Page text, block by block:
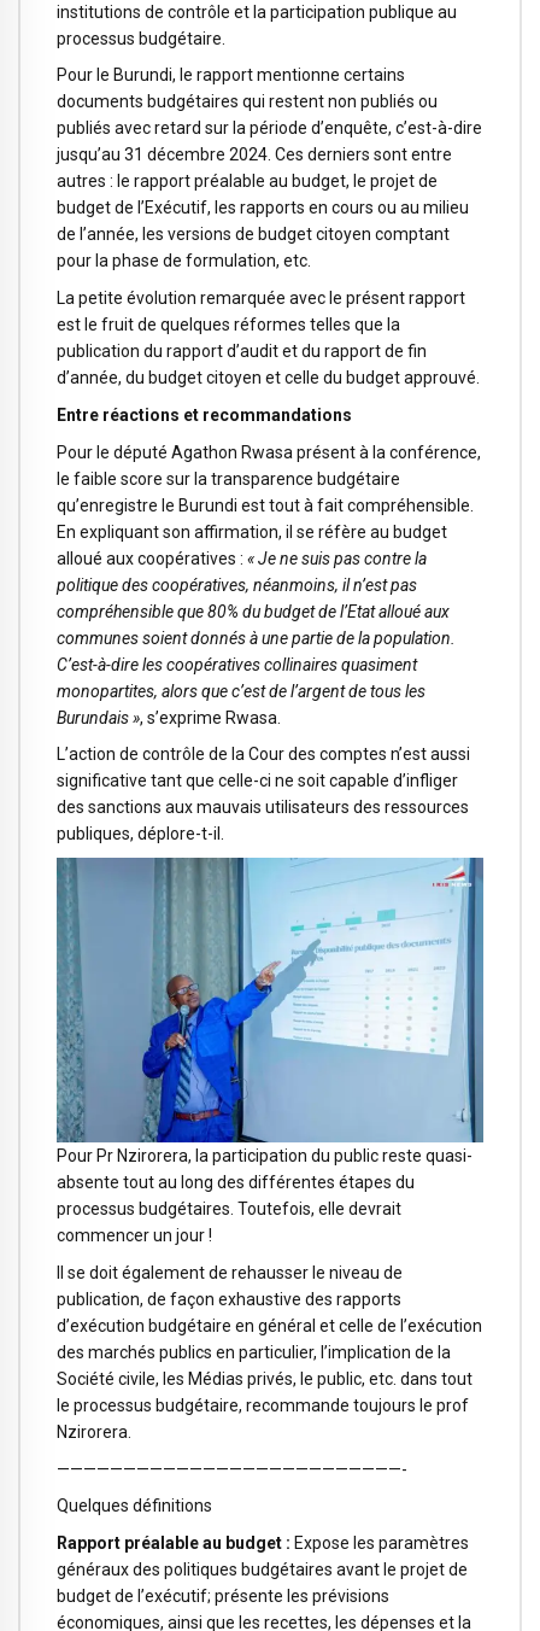
institutions de contrôle et la participation publique au
processus budgétaire.
Pour le Burundi, le rapport mentionne certains
documents budgétaires qui restent non publiés ou
publiés avec retard sur la période d’enquête, c’est-à-dire
jusqu’au 31 décembre 2024. Ces derniers sont entre
autres : le rapport préalable au budget, le projet de
budget de l’Exécutif, les rapports en cours ou au milieu
de l’année, les versions de budget citoyen comptant
pour la phase de formulation, etc.
La petite évolution remarquée avec le présent rapport
est le fruit de quelques réformes telles que la
publication du rapport d’audit et du rapport de fin
d’année, du budget citoyen et celle du budget approuvé.
Entre réactions et recommandations
Pour le député Agathon Rwasa présent à la conférence,
le faible score sur la transparence budgétaire
qu’enregistre le Burundi est tout à fait compréhensible.
En expliquant son affirmation, il se réfère au budget
alloué aux coopératives : « Je ne suis pas contre la
politique des coopératives, néanmoins, il n’est pas
compréhensible que 80% du budget de l’Etat alloué aux
communes soient donnés à une partie de la population.
C’est-à-dire les coopératives collinaires quasiment
monopartites, alors que c’est de l’argent de tous les
Burundais », s’exprime Rwasa.
L’action de contrôle de la Cour des comptes n’est aussi
significative tant que celle-ci ne soit capable d’infliger
des sanctions aux mauvais utilisateurs des ressources
publiques, déplore-t-il.
Pour Pr Nzirorera, la participation du public reste quasi-
absente tout au long des différentes étapes du
processus budgétaires. Toutefois, elle devrait
commencer un jour !
Il se doit également de rehausser le niveau de
publication, de façon exhaustive des rapports
d’exécution budgétaire en général et celle de l’exécution
des marchés publics en particulier, l’implication de la
Société civile, les Médias privés, le public, etc. dans tout
le processus budgétaire, recommande toujours le prof
Nzirorera.
——————————————————————————-
Quelques définitions
Rapport préalable au budget : Expose les paramètres
généraux des politiques budgétaires avant le projet de
budget de l’exécutif; présente les prévisions
économiques, ainsi que les recettes, les dépenses et la